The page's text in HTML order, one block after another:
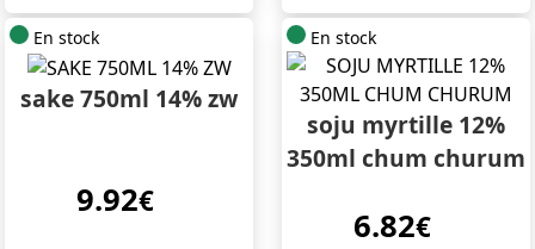
En stock
sake 750ml 14% zw
9.92€
En stock
soju myrtille 12%
350ml chum churum
6.82€